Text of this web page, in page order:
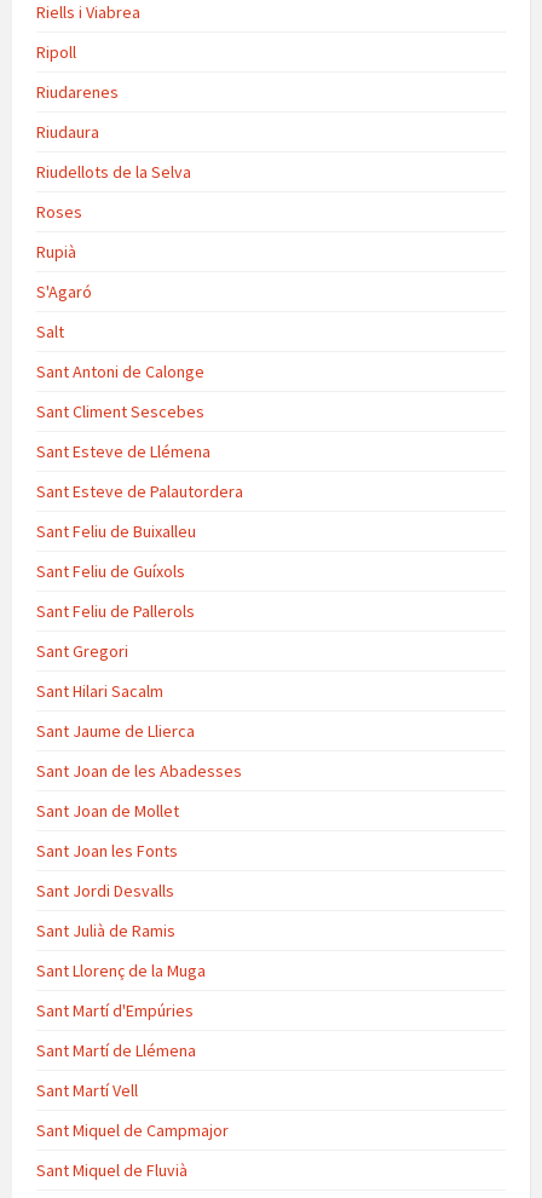
Riells i Viabrea
Ripoll
Riudarenes
Riudaura
Riudellots de la Selva
Roses
Rupià
S'Agaró
Salt
Sant Antoni de Calonge
Sant Climent Sescebes
Sant Esteve de Llémena
Sant Esteve de Palautordera
Sant Feliu de Buixalleu
Sant Feliu de Guíxols
Sant Feliu de Pallerols
Sant Gregori
Sant Hilari Sacalm
Sant Jaume de Llierca
Sant Joan de les Abadesses
Sant Joan de Mollet
Sant Joan les Fonts
Sant Jordi Desvalls
Sant Julià de Ramis
Sant Llorenç de la Muga
Sant Martí d'Empúries
Sant Martí de Llémena
Sant Martí Vell
Sant Miquel de Campmajor
Sant Miquel de Fluvià